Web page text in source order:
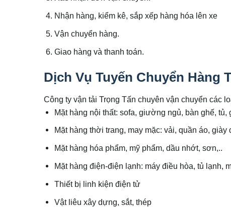
Nhận hàng, kiểm kê, sắp xếp hàng hóa lên xe
Vận chuyển hàng.
Giao hàng và thanh toán.
Dịch Vụ Tuyến Chuyển Hàng
Công ty vận tải Trọng Tấn chuyên vận chuyển các
Mặt hàng nội thất: sofa, giường ngủ, bàn ghế,
Mặt hàng thời trang, may mặc: vải, quần áo, giày
Mặt hàng hóa phẩm, mỹ phẩm, dầu nhớt, sơn,..
Mặt hàng điện-điện lạnh: máy điều hòa, tủ lạnh,
Thiết bị linh kiện điện tử
Vật liêu xây dựng, sắt, thép